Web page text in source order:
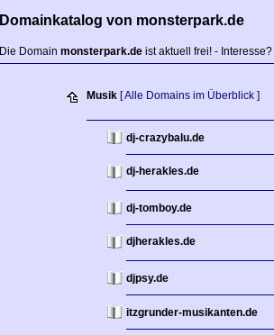
Domainkatalog von monsterpark.de
Die Domain monsterpark.de ist aktuell frei! - Interesse?
Musik [ Alle Domains im Überblick ]
dj-crazybalu.de
dj-herakles.de
dj-tomboy.de
djherakles.de
djpsy.de
itzgrunder-musikanten.de